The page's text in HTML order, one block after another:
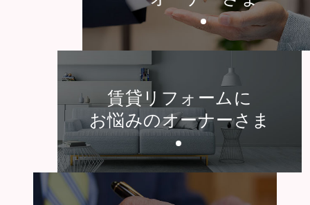
賃貸リフォームに
お悩みのオーナーさま